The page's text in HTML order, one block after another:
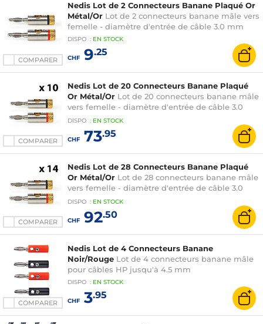
COMPARER
Nedis Lot de 2 Connecteurs Banane Plaqué Or
Métal/Or Lot de 2 connecteurs banane mâle vers
femelle - diamètre d'entrée de câble 3.0 mm
DISPO : EN STOCK
CHF9.25
COMPARER
Nedis Lot de 20 Connecteurs Banane Plaqué
Or Métal/Or Lot de 20 connecteurs banane mâle
vers femelle - diamètre d'entrée de câble 3.0
mm pour installation 5.1
DISPO : EN STOCK
CHF73.95
COMPARER
Nedis Lot de 28 Connecteurs Banane Plaqué
Or Métal/Or Lot de 28 connecteurs banane mâle
vers femelle - diamètre d'entrée de câble 3.0
mm pour installation 7.1
DISPO : EN STOCK
CHF92.50
COMPARER
Nedis Lot de 4 Connecteurs Banane
Noir/Rouge Lot de 4 connecteurs banane mâle
pour câbles HP jusqu'à 4.5 mm
DISPO : EN STOCK
CHF3.95